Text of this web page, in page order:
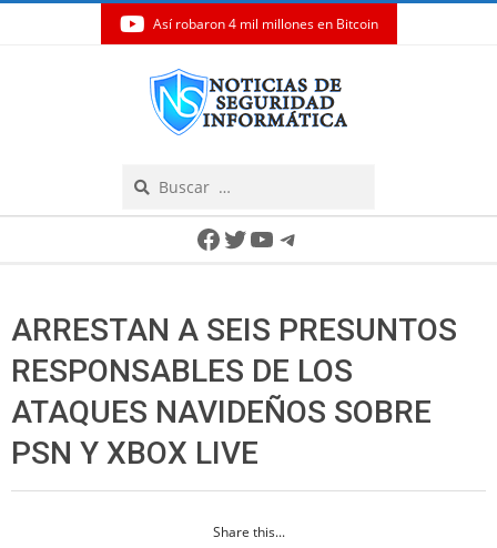
Así robaron 4 mil millones en Bitcoin
Facebook
Twitter
YouTube
Telegram
ARRESTAN A SEIS PRESUNTOS
RESPONSABLES DE LOS
ATAQUES NAVIDEÑOS SOBRE
PSN Y XBOX LIVE
Share this...